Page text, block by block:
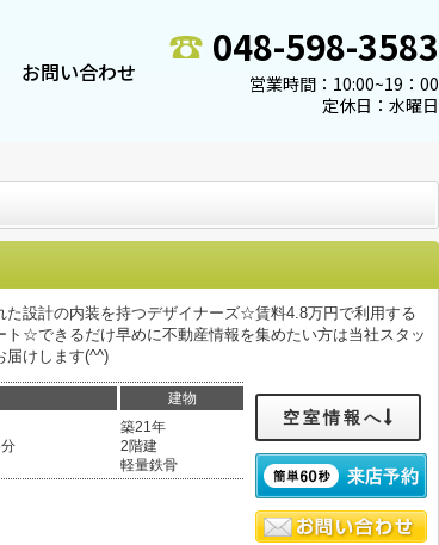
お問い合わせ
048-598-3583
営業時間：10:00~19：00
定休日：水曜日
設計の内装を持つデザイナーズ☆賃料4.8万円で利用する
☆できるだけ早めに不動産情報を集めたい方は当社スタッ
届けします(^^)
建物
築21年
2階建
軽量鉄骨
空室情報へ